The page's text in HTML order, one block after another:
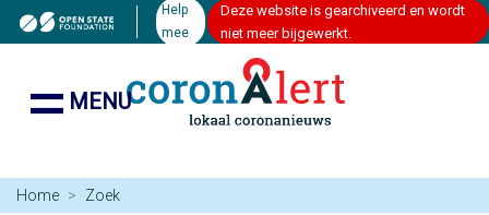
Help
mee
Deze website is gearchiveerd en wordt
niet meer bijgewerkt.
MENU
Home Zoek